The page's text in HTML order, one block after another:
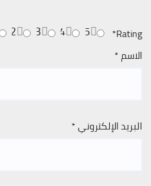
Rating
*
5
4
3
2
الاسم*
البريد الإلكتروني*